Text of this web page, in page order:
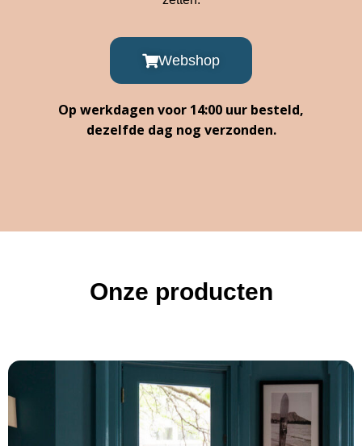
Webshop
Op werkdagen voor 14:00 uur besteld,
dezelfde dag nog verzonden.
Onze producten